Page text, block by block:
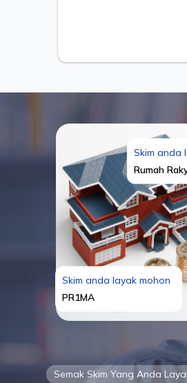
Semak Skim Yang Anda
Skim anda
Rumah
Skim anda layak mohon
PR1MA